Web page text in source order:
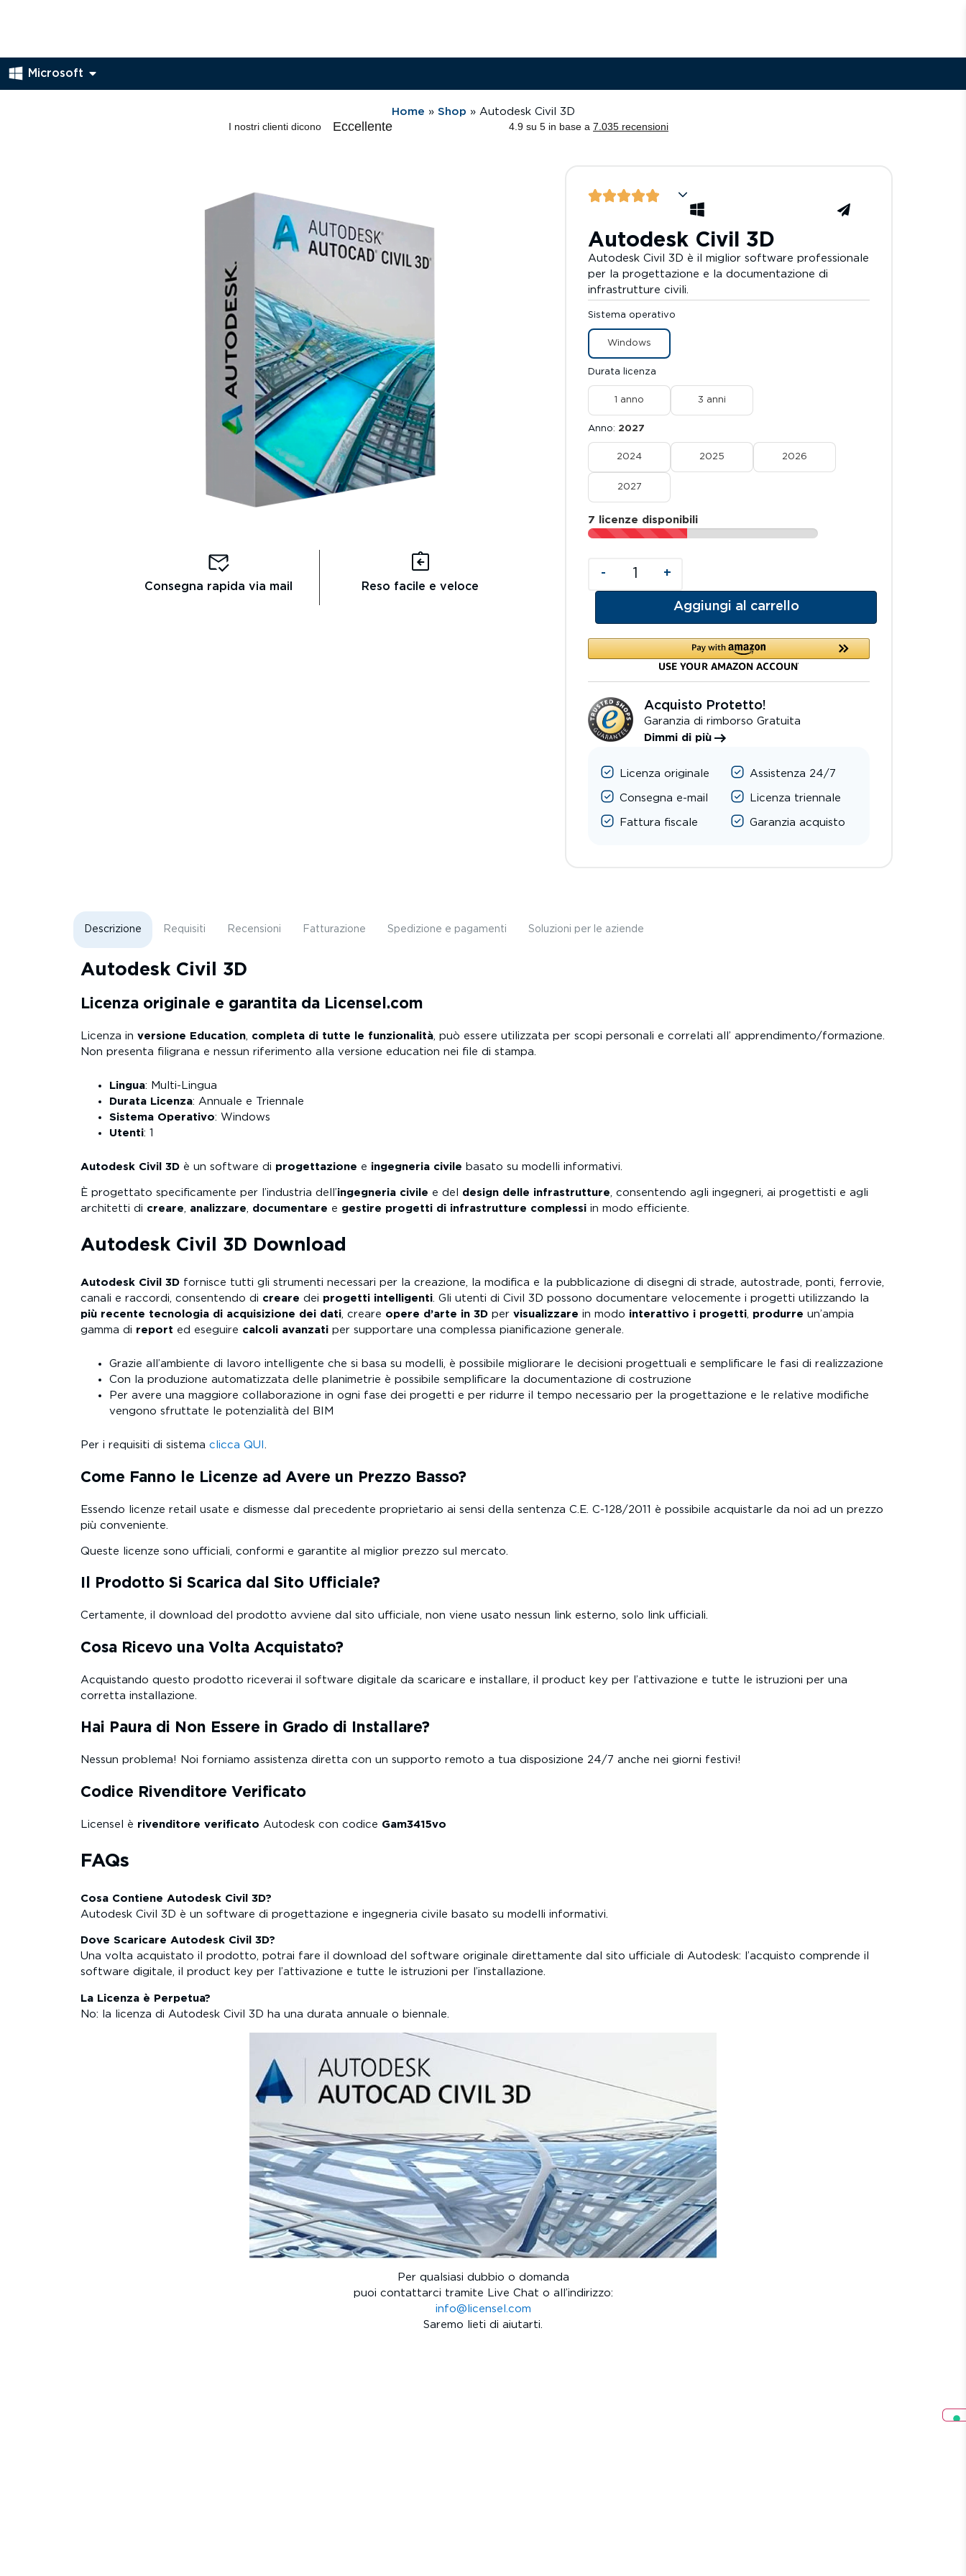
Microsoft
Home » Shop » Autodesk Civil 3D
Consegna rapida via mail Reso facile e veloce
Autodesk Civil 3D
Autodesk Civil 3D è il miglior software professionale
per la progettazione e la documentazione di
infrastrutture civili.
Sistema operativo
Windows
Durata licenza
1 anno 3 anni
Anno 2027
2024 2025 2026
2027
7 licenze disponibili
- +
Aggiungi al carrello
Acquisto Protetto!
Garanzia di rimborso Gratuita
Dimmi di più
Licenza originale
Consegna e-mail
Fattura fiscale
Assistenza 24/7
Licenza triennale
Garanzia acquisto
Descrizione Requisiti Recensioni Fatturazione Spedizione e pagamenti Soluzioni per le aziende
Autodesk Civil 3D
Licenza originale e garantita da Licensel.com
Licenza in versione Education completa di tutte le funzionalità , può essere utilizzata per scopi personali e correlati all’ apprendimento/formazione.
Non presenta filigrana e nessun riferimento alla versione education nei file di stampa.
Lingua: Multi-Lingua
Durata Licenza: Annuale e Triennale
Sistema Operativo: Windows
Utenti: 1
Autodesk Civil 3D è un software di progettazione e ingegneria civile basato su modelli informativi.
È progettato specificamente per l’industria dell’ingegneria civile e del design delle infrastrutture , consentendo agli ingegneri, ai progettisti e agli
architetti di creare analizzare documentare e gestire progetti di infrastrutture complessi in modo efficiente.
Autodesk Civil 3D Download
Autodesk Civil 3D fornisce tutti gli strumenti necessari per la creazione, la modifica e la pubblicazione di disegni di strade, autostrade, ponti, ferrovie,
canali e raccordi, consentendo di creare dei progetti intelligenti. Gli utenti di Civil 3D possono documentare velocemente i progetti utilizzando la
più recente tecnologia di acquisizione dei dati, creare opere d’arte in 3D per visualizzare in modo interattivo i progetti, produrre un’ampia
gamma di report ed eseguire calcoli avanzati per supportare una complessa pianificazione generale.
Grazie all’ambiente di lavoro intelligente che si basa su modelli, è possibile migliorare le decisioni progettuali e semplificare le fasi di realizzazione
Con la produzione automatizzata delle planimetrie è possibile semplificare la documentazione di costruzione
Per avere una maggiore collaborazione in ogni fase dei progetti e per ridurre il tempo necessario per la progettazione e le relative modifiche
vengono sfruttate le potenzialità del BIM
Per i requisiti di sistema clicca QUI .
Come Fanno le Licenze ad Avere un Prezzo Basso?
Essendo licenze retail usate e dismesse dal precedente proprietario ai sensi della sentenza C.E. C-128/2011 è possibile acquistarle da noi ad un prezzo
più conveniente.
Queste licenze sono ufficiali, conformi e garantite al miglior prezzo sul mercato.
Il Prodotto Si Scarica dal Sito Ufficiale?
Certamente, il download del prodotto avviene dal sito ufficiale, non viene usato nessun link esterno, solo link ufficiali.
Cosa Ricevo una Volta Acquistato?
Acquistando questo prodotto riceverai il software digitale da scaricare e installare, il product key per l’attivazione e tutte le istruzioni per una
corretta installazione.
Hai Paura di Non Essere in Grado di Installare?
Nessun problema! Noi forniamo assistenza diretta con un supporto remoto a tua disposizione 24/7 anche nei giorni festivi!
Codice Rivenditore Verificato
Licensel è rivenditore verificato Autodesk con codice Gam3415vo
FAQs
Cosa Contiene Autodesk Civil 3D?
Autodesk Civil 3D è un software di progettazione e ingegneria civile basato su modelli informativi.
Dove Scaricare Autodesk Civil 3D?
Una volta acquistato il prodotto, potrai fare il download del software originale direttamente dal sito ufficiale di Autodesk: l’acquisto comprende il
software digitale, il product key per l’attivazione e tutte le istruzioni per l’installazione.
La Licenza è Perpetua?
No: la licenza di Autodesk Civil 3D ha una durata annuale o biennale.
Per qualsiasi dubbio o domanda
puoi contattarci tramite Live Chat o all’indirizzo:
info@licensel.com
Saremo lieti di aiutarti.